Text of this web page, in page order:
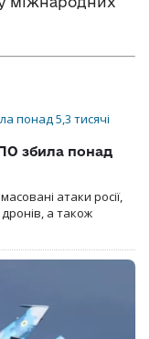
збила понад
атаки росії,
а також